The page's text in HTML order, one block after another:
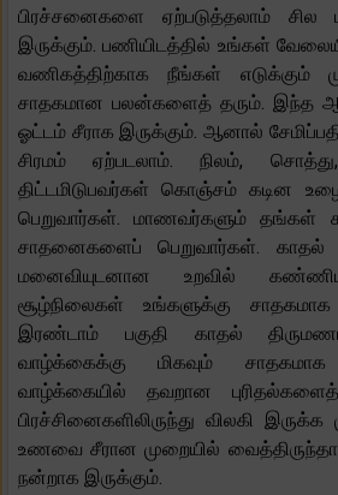
பிரச்சனைகளை ஏற்படுத்தலாம் சில
இருக்கும். பணியிடத்தில் உங்கள்
வணிகத்திற்காக நீங்கள் எடுக்கும்
சாதகமான பலன்களைத் தரும். இந்த
ஓட்டம் சீராக இருக்கும். ஆனால்
சிரமம் ஏற்படலாம். நிலம்,
திட்டமிடுபவர்கள் கொஞ்சம் கடின
பெறுவார்கள். மாணவர்களும் தங்கள்
சாதனைகளைப் பெறுவார்கள். காதல்
மனைவியுடனான உறவில்
சூழ்நிலைகள் உங்களுக்கு
இரண்டாம் பகுதி காதல்
வாழ்க்கைக்கு மிகவும் சாதகமாக
வாழ்க்கையில் தவறான
பிரச்சினைகளிலிருந்து விலகி
உணவை சீரான முறையில்
நன்றாக இருக்கும்.